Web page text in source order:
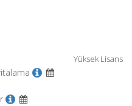
Yüksek Lisans